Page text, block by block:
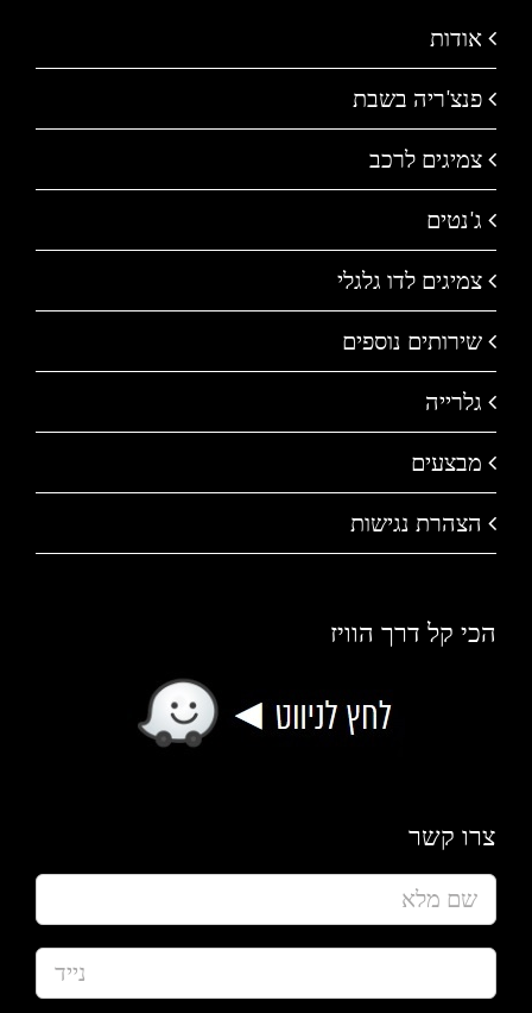
אודות
פנצ'ריה בשבת
צמיגים לרכב
ג'נטים
צמיגים לדו גלגלי
שירותים נוספים
גלרייה
מבצעים
הצהרת נגישות
הכי קל דרך הוויז
צרו קשר